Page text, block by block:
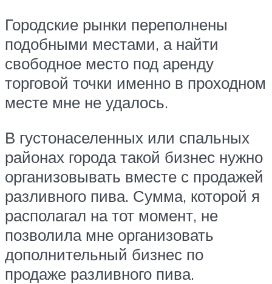
Городские рынки переполнены
подобными местами, а найти
свободное место под аренду
торговой точки именно в проходном
месте мне не удалось.
В густонаселенных или спальных
районах города такой бизнес нужно
организовывать вместе с продажей
разливного пива. Сумма, которой я
располагал на тот момент, не
позволила мне организовать
дополнительный бизнес по
продаже разливного пива.